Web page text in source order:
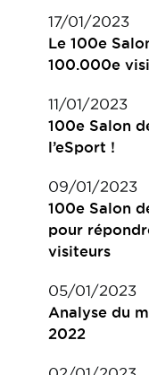
17/01/2023
Le 100e
100.000e
11/01/2023
100e Salon
l’eSport !
09/01/2023
100e Salon
pour
visiteurs
05/01/2023
Analyse du
2022